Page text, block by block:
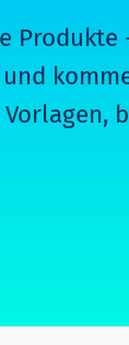
Vorlagen,